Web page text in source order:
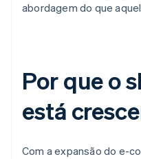
abordagem do que
Por que o
está
Com a expansão do e-